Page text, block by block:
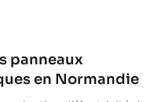
panneaux
en Normandie